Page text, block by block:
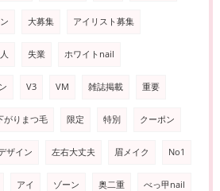
大募集 アイリスト募集
失業 ホワイトnail
V3 VM 雑誌掲載 重要
がりまつ毛 限定 特別 クーポン
ザイン 左右大丈夫 眉メイク No1
アイ ゾーン 奥二重 べっ甲nail